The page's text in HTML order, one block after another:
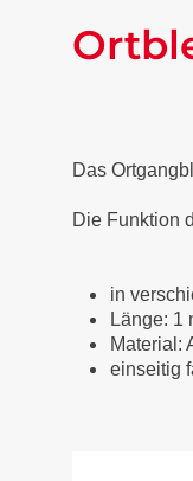
Das
Die Funktion
in
Länge: 1
Material:
einseitig